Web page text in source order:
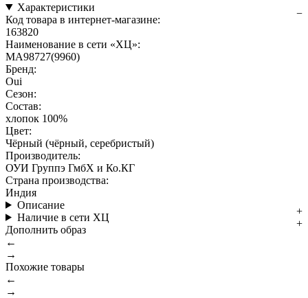
Характеристики
Код товара в интернет-магазине:
163820
Наименование в сети «ХЦ»:
MA98727(9960)
Бренд:
Oui
Сезон:
Состав:
хлопок 100%
Цвет:
Чёрный (чёрный, серебристый)
Производитель:
ОУИ Группэ ГмбХ и Ко.КГ
Страна производства:
Индия
Описание
Наличие в сети ХЦ
Дополнить образ
←
→
Похожие товары
←
→